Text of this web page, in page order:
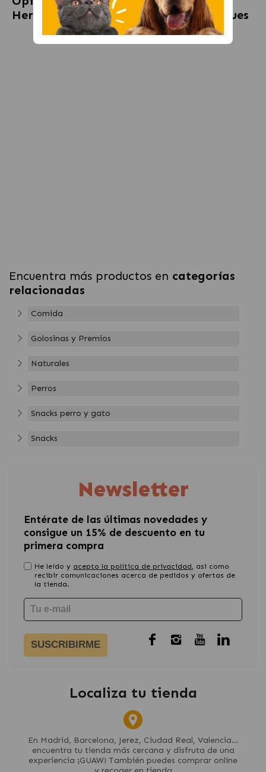
Herring Snack para Perros con Arenques
Encuentra más productos en categorías
relacionadas
Comida
Golosinas y Premios
Naturales
Perros
Snacks perro y gato
Snacks
Newsletter
Entérate de las últimas novedades y
consigue un 15% de descuento en tu
primera compra
He leído y acepto la política de privacidad, asi como
recibir comunicaciones acerca de pedidos y ofertas de
la tienda.
SUSCRIBIRME
Localiza tu tienda
En Madrid, Barcelona, Jerez, Ciudad Real, Valencia...
encuentra tu tienda más cercana y disfruta de una
experiencia ¡GUAW! También puedes comprar online